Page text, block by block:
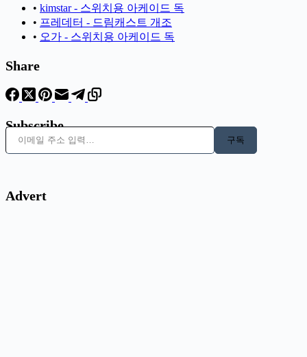
• kimstar - 스위치용 아케이드 독
• 프레데터 - 드림캐스트 개조
• 오가 - 스위치용 아케이드 독
Share
Subscribe
이메일 주소 입력…
구독
Advert